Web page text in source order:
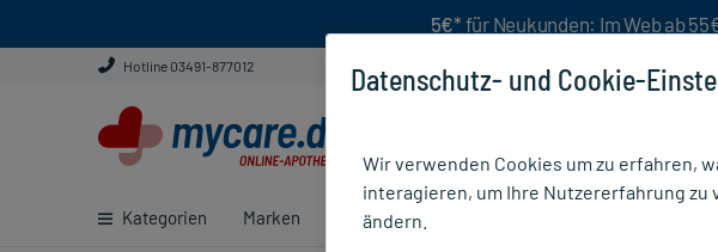
5€* für Neukunden: Im Web ab
Hotline 03491-877012
Kategorien Marken Ratgeber
Datenschutz- und Cookie-
Wir verwenden Cookies um zu erfahren,
interagieren, um Ihre Nutzererfahrung
ändern.